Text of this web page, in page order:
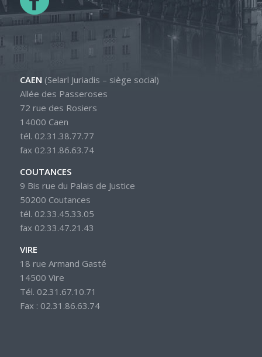
CAEN (Selarl Juriadis – siège social)
Allée des Passeroses
72 rue des Rosiers
14000 Caen
tél. 02.31.38.77.77
fax 02.31.86.63.74
COUTANCES
9 Bis rue du Palais de Justice
50200 Coutances
tél. 02.33.45.33.05
fax 02.33.47.21.43
VIRE
18 rue Armand Gasté
14500 Vire
Tél. 02.31.67.10.71
Fax : 02.31.86.63.74